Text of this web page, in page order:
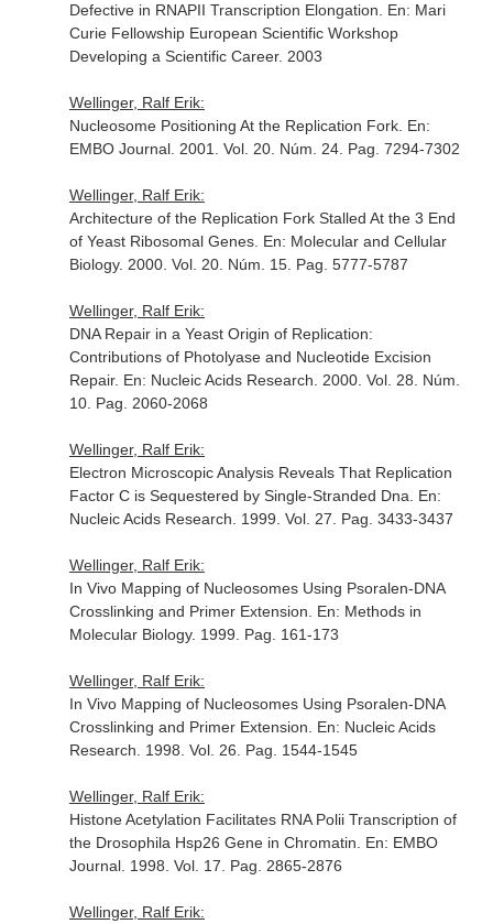
Defective in RNAPII Transcription Elongation. En: Mari
Curie Fellowship European Scientific Workshop
Developing a Scientific Career. 2003
Wellinger, Ralf Erik:
Nucleosome Positioning At the Replication Fork. En:
EMBO Journal. 2001. Vol. 20. Núm. 24. Pag. 7294-7302
Wellinger, Ralf Erik:
Architecture of the Replication Fork Stalled At the 3 End
of Yeast Ribosomal Genes. En: Molecular and Cellular
Biology. 2000. Vol. 20. Núm. 15. Pag. 5777-5787
Wellinger, Ralf Erik:
DNA Repair in a Yeast Origin of Replication:
Contributions of Photolyase and Nucleotide Excision
Repair. En: Nucleic Acids Research . 2000. Vol. 28. Núm.
10. Pag. 2060-2068
Wellinger, Ralf Erik:
Electron Microscopic Analysis Reveals That Replication
Factor C is Sequestered by Single-Stranded Dna. En:
Nucleic Acids Research . 1999. Vol. 27. Pag. 3433-3437
Wellinger, Ralf Erik:
In Vivo Mapping of Nucleosomes Using Psoralen-DNA
Crosslinking and Primer Extension. En: Methods in
Molecular Biology. 1999. Pag. 161-173
Wellinger, Ralf Erik:
In Vivo Mapping of Nucleosomes Using Psoralen-DNA
Crosslinking and Primer Extension. En: Nucleic Acids
Research . 1998. Vol. 26. Pag. 1544-1545
Wellinger, Ralf Erik:
Histone Acetylation Facilitates RNA Polii Transcription of
the Drosophila Hsp26 Gene in Chromatin. En: EMBO
Journal. 1998. Vol. 17. Pag. 2865-2876
Wellinger, Ralf Erik: